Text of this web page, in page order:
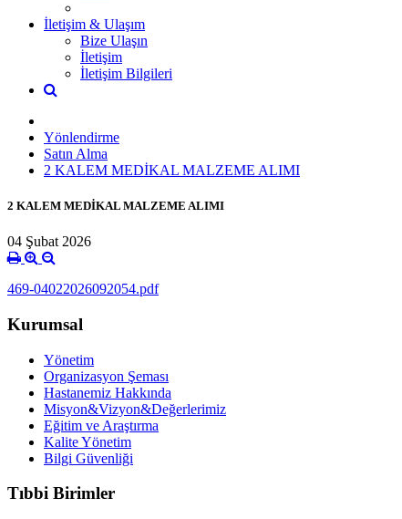
İletişim & Ulaşım
Bize Ulaşın
İletişim
İletişim Bilgileri
Yönlendirme
Satın Alma
2 KALEM MEDİKAL MALZEME ALIMI
2 KALEM MEDİKAL MALZEME ALIMI
04 Şubat 2026
469-04022026092054.pdf
Kurumsal
Yönetim
Organizasyon Şeması
Hastanemiz Hakkında
Misyon&Vizyon&Değerlerimiz
Eğitim ve Araştırma
Kalite Yönetim
Bilgi Güvenliği
Tıbbi Birimler